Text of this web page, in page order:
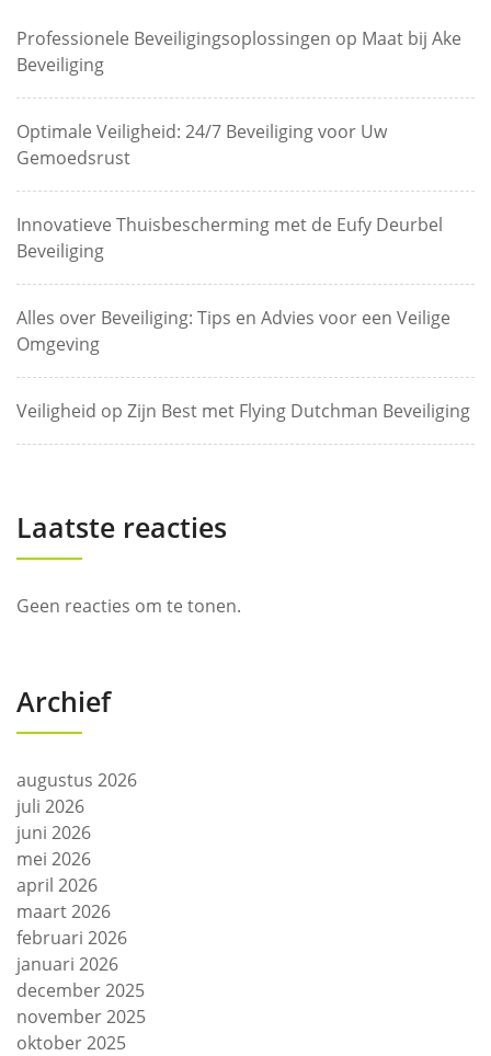
Professionele Beveiligingsoplossingen op Maat bij Ake
Beveiliging
Optimale Veiligheid: 24/7 Beveiliging voor Uw
Gemoedsrust
Innovatieve Thuisbescherming met de Eufy Deurbel
Beveiliging
Alles over Beveiliging: Tips en Advies voor een Veilige
Omgeving
Veiligheid op Zijn Best met Flying Dutchman Beveiliging
Laatste reacties
Geen reacties om te tonen.
Archief
augustus 2026
juli 2026
juni 2026
mei 2026
april 2026
maart 2026
februari 2026
januari 2026
december 2025
november 2025
oktober 2025